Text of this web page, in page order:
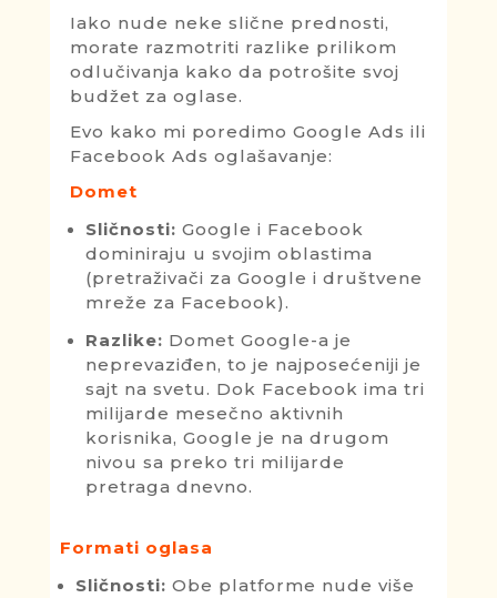
Iako nude neke slične prednosti,
morate razmotriti razlike prilikom
odlučivanja kako da potrošite svoj
budžet za oglase.
Evo kako mi poredimo Google Ads ili
Facebook Ads oglašavanje:
Domet
Sličnosti: Google i Facebook
dominiraju u svojim oblastima
(pretraživači za Google i društvene
mreže za Facebook).
Razlike: Domet Google-a je
neprevaziđen, to je najposećeniji je
sajt na svetu. Dok Facebook ima tri
milijarde mesečno aktivnih
korisnika, Google je na drugom
nivou sa preko tri milijarde
pretraga dnevno.
Formati oglasa
Sličnosti: Obe platforme nude više